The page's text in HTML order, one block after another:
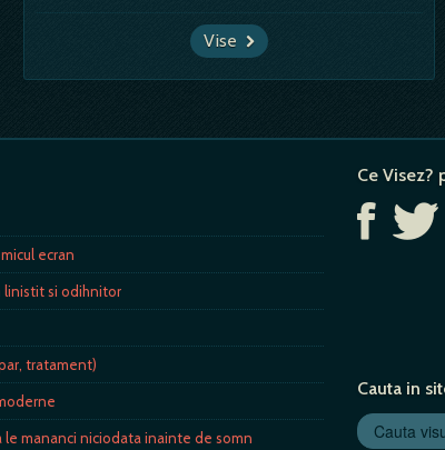
Vise
ecran
linistit si odihnitor
tratament)
mananci niciodata inainte de somn
Ce Visez?
Cauta in